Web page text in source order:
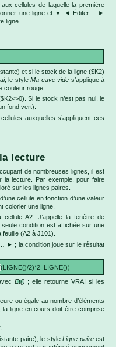
cellules de laquelle la première
une ligne et ▼ ◄ Éditer… ►
ligne.
et si le stock de la ligne ($K2)
, le styleMa cave vide s’applique à
couleur rouge.
Si le stock n’est pas nul, le
fond vert).
auxquelles s’appliquent ces
lecture
de nombreuses lignes, il est
la lecture. Par exemple, pour faire
sur les lignes paires.
cellule en fonction d’une valeur
colorier une ligne.
A2. J’appelle la fenêtre de
condition est affichée sur une
(A2 à J101).
► ; la condition joue sur le résultat
(LIGNE()/2)*2=LIGNE())
Et() ; elle retourne VRAI si les
ou égale au nombre d’éléments
la ligne en cours doit être comprise
paire), le styleLigne paireest